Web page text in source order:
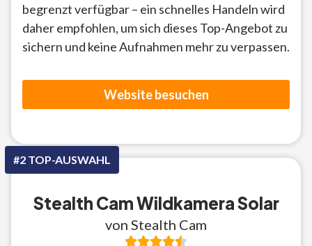
begrenzt verfügbar – ein schnelles Handeln wird
daher empfohlen, um sich dieses Top-Angebot zu
sichern und keine Aufnahmen mehr zu verpassen.
Website besuchen
#2 TOP-AUSWAHL
Stealth Cam Wildkamera Solar
von Stealth Cam